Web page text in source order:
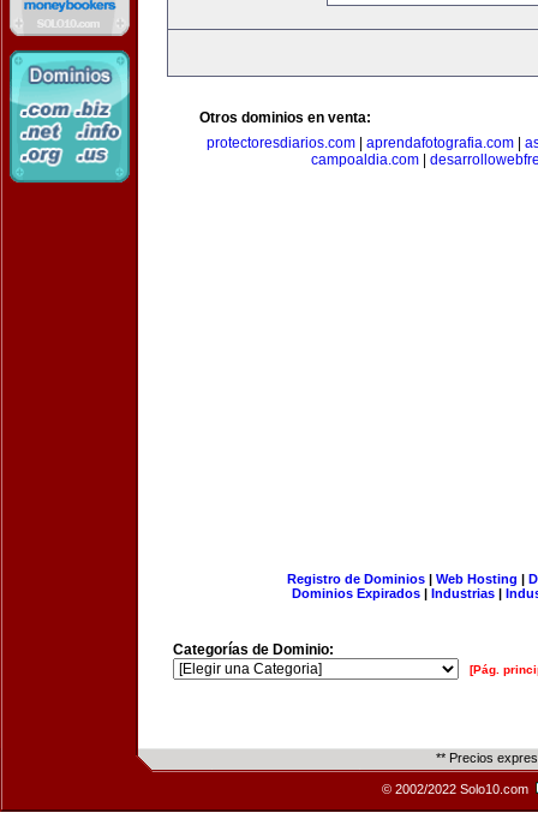
Otros dominios en venta:
protectoresdiarios.com
aprendafotografia.com
campoaldia.com
Registro de Dominios| Web Hosting |
Dominios Expirados | Industrias |
Categorías de Dominio:
[Pág.
** Precios
© 2002/2022 Solo10.com